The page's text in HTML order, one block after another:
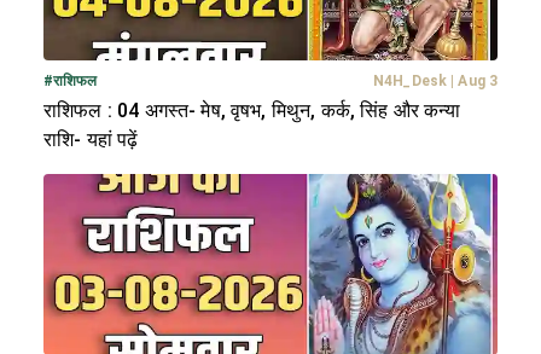
#राशिफल N4H_Desk | Aug 3
राशिफल : 04 अगस्त- मेष, वृषभ, मिथुन, कर्क, सिंह और कन्या
राशि- यहां पढ़ें